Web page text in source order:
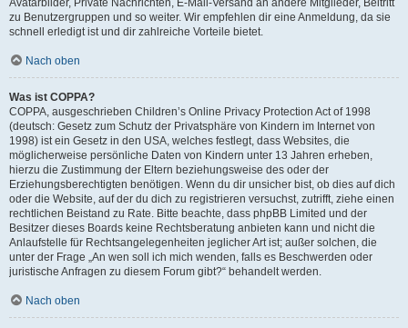
Avatarbilder, Private Nachrichten, E-Mail-Versand an andere Mitglieder, Beitritt
zu Benutzergruppen und so weiter. Wir empfehlen dir eine Anmeldung, da sie
schnell erledigt ist und dir zahlreiche Vorteile bietet.
Nach oben
Was ist COPPA?
COPPA, ausgeschrieben Children’s Online Privacy Protection Act of 1998
(deutsch: Gesetz zum Schutz der Privatsphäre von Kindern im Internet von
1998) ist ein Gesetz in den USA, welches festlegt, dass Websites, die
möglicherweise persönliche Daten von Kindern unter 13 Jahren erheben,
hierzu die Zustimmung der Eltern beziehungsweise des oder der
Erziehungsberechtigten benötigen. Wenn du dir unsicher bist, ob dies auf dich
oder die Website, auf der du dich zu registrieren versuchst, zutrifft, ziehe einen
rechtlichen Beistand zu Rate. Bitte beachte, dass phpBB Limited und der
Besitzer dieses Boards keine Rechtsberatung anbieten kann und nicht die
Anlaufstelle für Rechtsangelegenheiten jeglicher Art ist; außer solchen, die
unter der Frage „An wen soll ich mich wenden, falls es Beschwerden oder
juristische Anfragen zu diesem Forum gibt?“ behandelt werden.
Nach oben